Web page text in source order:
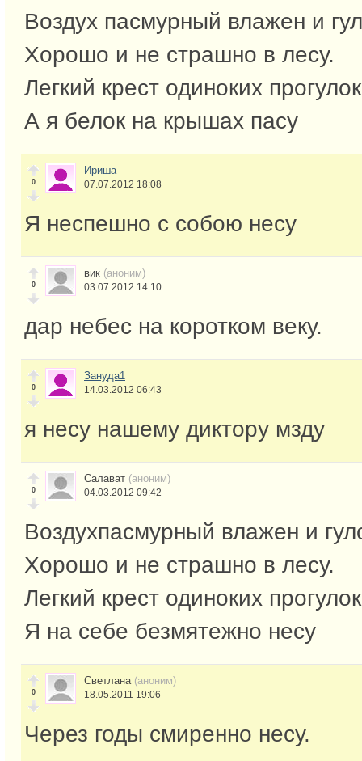
Воздух пасмурный влажен и
Хорошо и не страшно в лесу.
Легкий крест одиноких прогулок
А я белок на крышах пасу
0
Ириша
07.07.2012 18:08
Я неспешно с собою несу
0
вик (аноним)
03.07.2012 14:10
дар небес на коротком веку.
0
Зануда1
14.03.2012 06:43
я несу нашему диктору мзду
0
Салават (аноним)
04.03.2012 09:42
Воздухпасмурный влажен и
Хорошо и не страшно в лесу.
Легкий крест одиноких прогулок
Я на себе безмятежно несу
0
Светлана (аноним)
18.05.2011 19:06
Через годы смиренно несу.